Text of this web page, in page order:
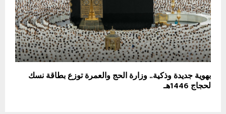
بهوية جديدة وذكية.. وزارة الحج والعمرة توزع بطاقة نسك
لحجاج 1446هـ